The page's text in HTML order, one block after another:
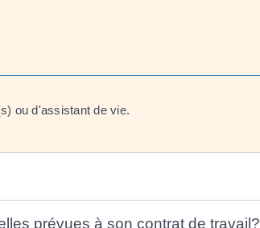
ou d'assistant de vie.
prévues à son contrat de travail?